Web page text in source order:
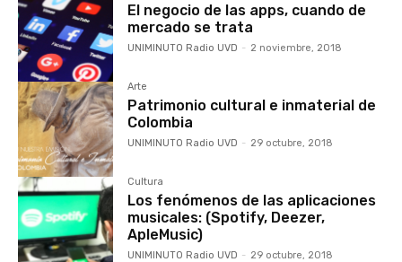
El negocio de las apps, cuando de
mercado se trata
UNIMINUTO Radio UVD - 2 noviembre, 2018
Arte
Patrimonio cultural e inmaterial de
Colombia
UNIMINUTO Radio UVD - 29 octubre, 2018
Cultura
Los fenómenos de las aplicaciones
musicales: (Spotify, Deezer,
ApleMusic)
UNIMINUTO Radio UVD - 29 octubre, 2018